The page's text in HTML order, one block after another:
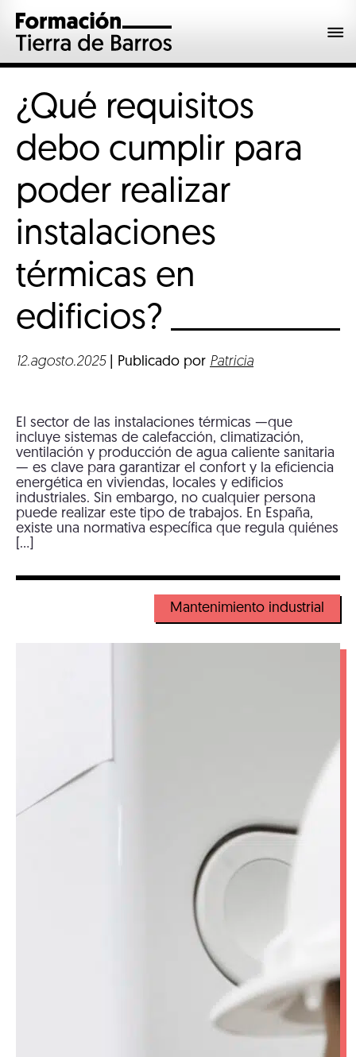
¿Qué requisitos
debo cumplir para
poder realizar
instalaciones
térmicas en
edificios?
12.agosto.2025 | Publicado por Patricia
El sector de las instalaciones térmicas —que
incluye sistemas de calefacción, climatización,
ventilación y producción de agua caliente sanitaria
— es clave para garantizar el confort y la eficiencia
energética en viviendas, locales y edificios
industriales. Sin embargo, no cualquier persona
puede realizar este tipo de trabajos. En España,
existe una normativa específica que regula quiénes
[…]
Mantenimiento industrial